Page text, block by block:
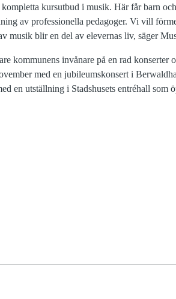
kursutbud i musik. Här får barn
av professionella pedagoger. Vi vill
musik blir en del av elevernas liv, säger
kommunens invånare på en rad konserter
med en jubileumskonsert i
en utställning i Stadshusets entréhall som